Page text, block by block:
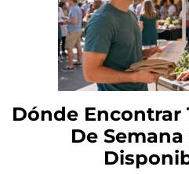
Dónde Encontrar
De